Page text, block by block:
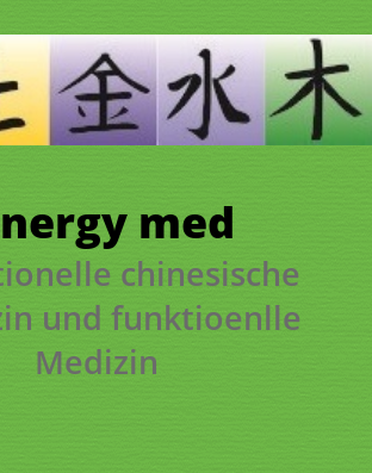
med
chinesische
und funktioenlle
Medizin